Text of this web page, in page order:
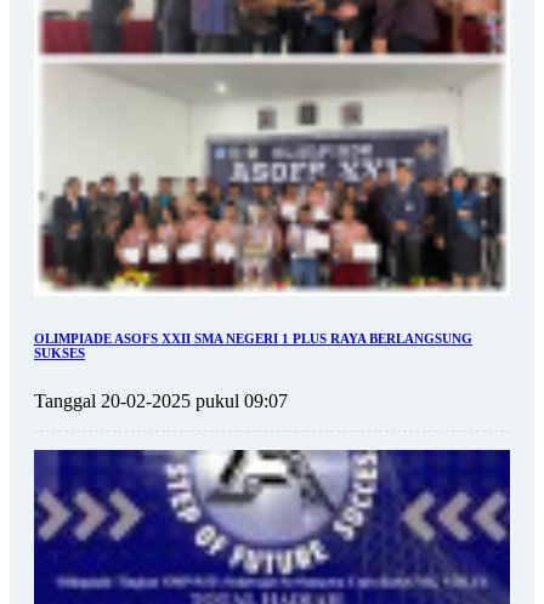
OLIMPIADE ASOFS XXII SMA NEGERI 1 PLUS RAYA BERLANGSUNG
SUKSES
Tanggal 20-02-2025 pukul 09:07